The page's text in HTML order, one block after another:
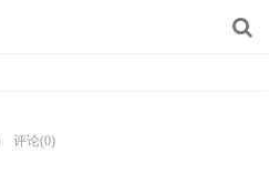
评论(0)